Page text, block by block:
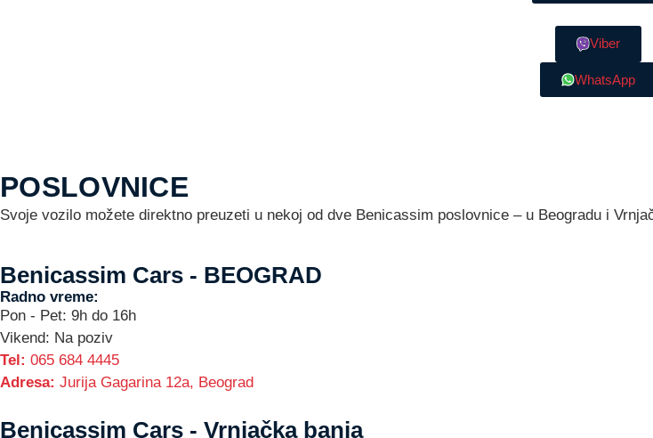
Viber
WhatsApp
POSLOVNICE
Svoje vozilo možete direktno preuzeti u nekoj od dve Benicassim poslovnice – u Beogradu i
Benicassim Cars - BEOGRAD
Radno vreme:
Pon - Pet: 9h do 16h
Vikend: Na poziv
Tel: 065 684 4445
Adresa: Jurija Gagarina 12a, Beograd
Benicassim Cars - Vrnjačka banja